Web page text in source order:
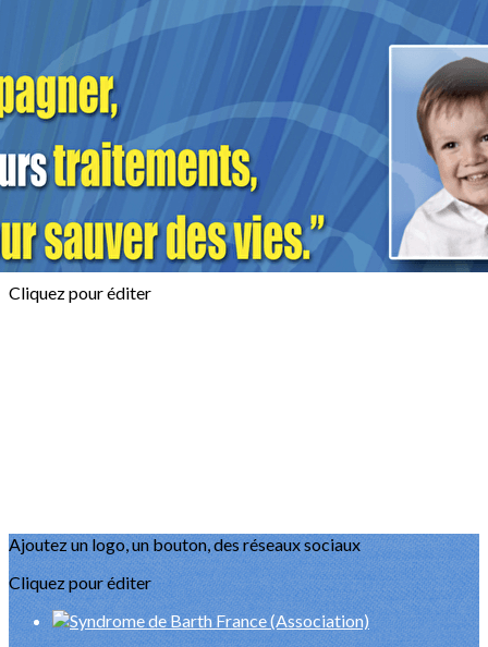
>
Blog
Evènements
Photos
Vidéos - Facebook
?>
Images de la page d'accueil
Cliquez pour éditer
Ajoutez un logo, un bouton, des réseaux sociaux
Cliquez pour éditer